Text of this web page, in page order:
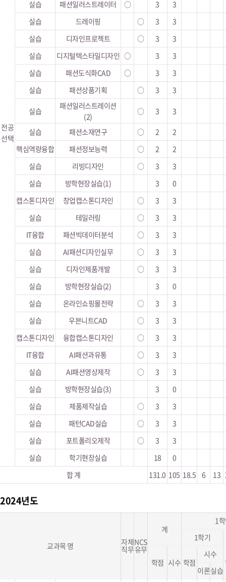
전공
선택
실습 패션일러스트레이터 ○ 3
3
실습
드레이핑 ○ 3
3
실습
디자인프로젝트 ○ 3
3
실습
디지털텍스타일디자인 ○ 3
3
실습
패션도식화CAD ○ 3
3
실습
패션상품기획 ○ 3 3
실습
패션일러스트레이션
(2)
○ 3 3
실습 패션소재연구 ○ 2
2
핵심역량융합
패션정보능력 ○ 2
2
실습
리빙디자인 ○ 3
3
실습
방학현장실습(1) 3
0
캡스톤디자인
창업캡스톤디자인 ○ 3
3
실습
테일러링 ○ 3
3
IT융합
패션빅데이터분석 ○ 3
3
실습
AI패션디자인실무 ○ 3
3
실습
디자인제품개발 ○ 3
3
실습
방학현장실습(2) 3
0
실습
온라인쇼핑몰전략 ○ 3
3
실습
우븐니트CAD ○ 3
3
캡스톤디자인
융합캡스톤디자인 ○ 3
3
IT융합
AI패션과유통 ○ 3
3
실습
AI패션영상제작 ○ 3
3
실습
방학현장실습(3) 3
0
실습
제품제작실습 ○ 3
3
실습
패턴CAD실습 ○ 3
3
실습
포트폴리오제작 ○ 3
3
실습
학기현장실습 18
0
합 계
131.0 105 18.5 6 13
2024년도
교과목 명 자체
직무
NCS
유무
계
1
1학기
학점 시수 학점
시수
이론실습